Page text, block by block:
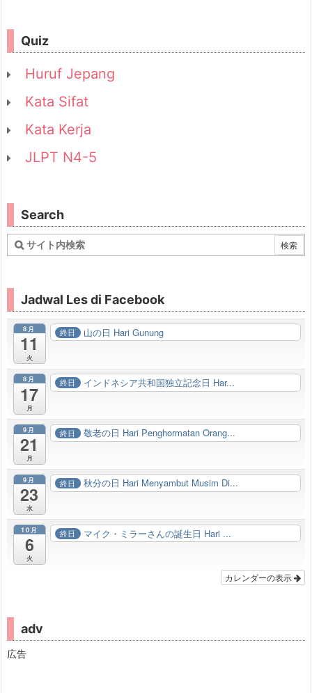
Quiz
Huruf Jepang
Kata Sifat
Kata Kerja
JLPT N4-5
Search
Jadwal Les di Facebook
8月
11
火
終日 山の日 Hari Gunung
8月
17
月
終日 インドネシア共和国独立記念日 Har...
9月
21
月
終日 敬老の日 Hari Penghormatan Orang...
9月
23
水
終日 秋分の日 Hari Menyambut Musim Di...
10月
6
火
終日 マイク・ミラーさんの誕生日 Hari ...
カレンダーの表示
adv
広告